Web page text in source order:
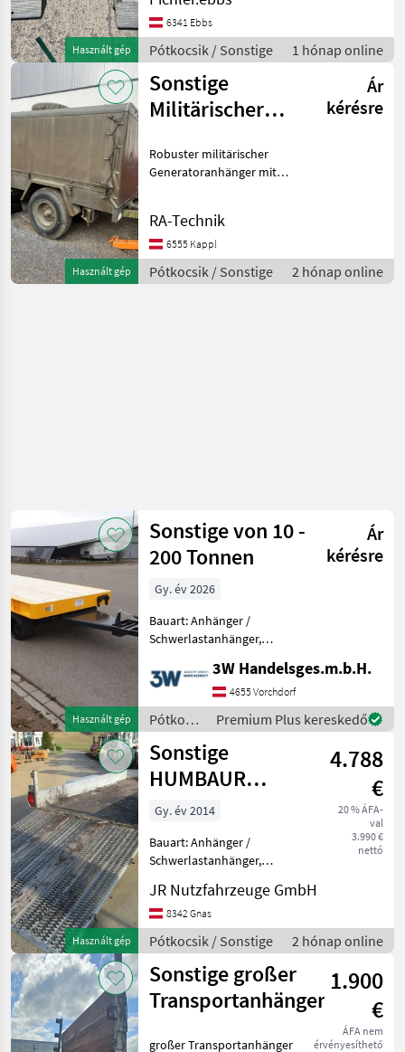
Használt gép
6341 Ebbs
Pótkocsik / Sonstige 1 hónap online
Használt gép
Sonstige
Militärischer
Ár
kérésre
Robuster militärischer
Generatoranhänger mit
umfangreichem
Stromverteiler. Ideal für:
Baustellen,
Veranstaltungen, Notstro
RA-Technik
6555 Kappl
Pótkocsik / Sonstige 2 hónap online
Használt gép
Sonstige von 10 -
200 Tonnen
Ár
kérésre
Gy. év 2026
Bauart: Anhänger /
Schwerlastanhänger,
und Schwelastanhänger in
all möglichen Varianten
und Ausführungen bei uns
Erhältlich auch Sonderanfer
3W Handelsges.m.b.H.
4655 Vorchdorf
Pótkocsik
/
Sonstige
Premium Plus kereskedő
Használt gép
Sonstige
HUMBAUR
Anhänger mit
Rampe
4.788
€
20 % ÁFA-
val
3.990 €
nettó
Gy. év 2014
Bauart: Anhänger /
Schwerlastanhänger,
Beschreibung: Tandem
Anhänger - - 2-Achs-
Anhänger HUMBAUR HS 35
37 18 HV - - Nutzlast 3000 kg
- - Baujahr
JR Nutzfahrzeuge GmbH
8342 Gnas
Pótkocsik / Sonstige 2 hónap online
Sonstige großer
Transportanhänger
1.900
€
ÁFA nem
érvényesíthető
großer Transportanhänger